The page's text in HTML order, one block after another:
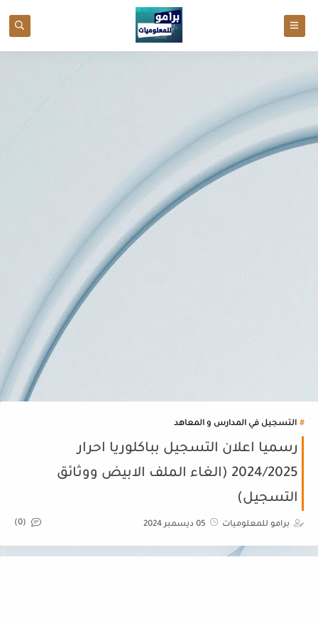
التسجيل في المدارس و المعاهد
رسميا اعلان التسجيل بباكلوريا احرار
2024/2025 (الغاء الملف الابيض ووثائق
التسجيل)
برامو للمعلوميات 05 ديسمبر 2024 (0)